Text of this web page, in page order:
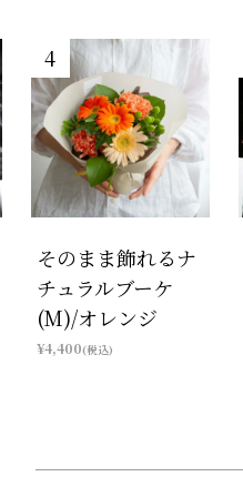
そのまま飾れるナ
チュラルブーケ
(M)/オレンジ
¥4,400(税込)